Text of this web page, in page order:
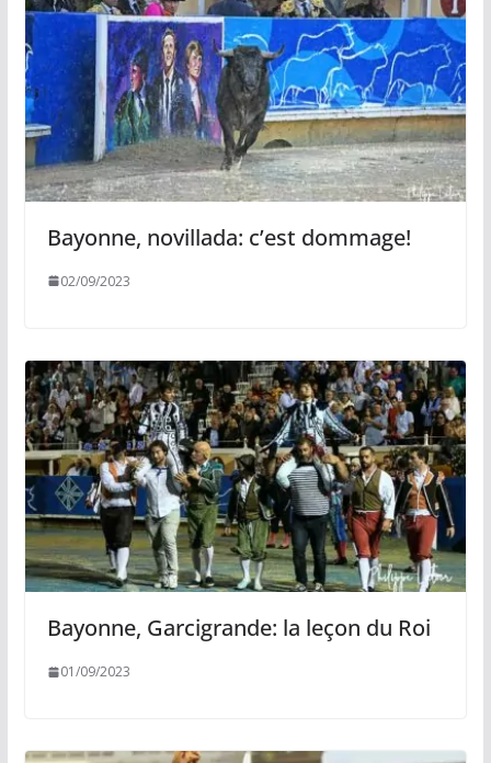
Bayonne, novillada: c’est dommage!
02/09/2023
Bayonne, Garcigrande: la leçon du Roi
01/09/2023